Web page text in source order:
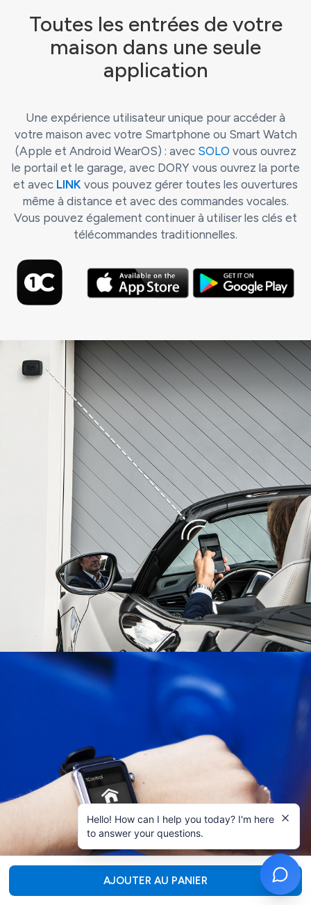
AJOUTER AU PANIER
Toutes les entrées de votre
maison dans une seule
application
Une expérience utilisateur unique pour accéder à
votre maison avec votre Smartphone ou Smart Watch
(Apple et Android WearOS) : avec SOLO vous ouvrez
le portail et le garage, avec DORY vous ouvrez la porte
et avec LINK vous pouvez gérer toutes les ouvertures
même à distance et avec des commandes vocales.
Vous pouvez également continuer à utiliser les clés et
télécommandes traditionnelles.
Hello! How can I help you today? I'm here
to answer your questions.